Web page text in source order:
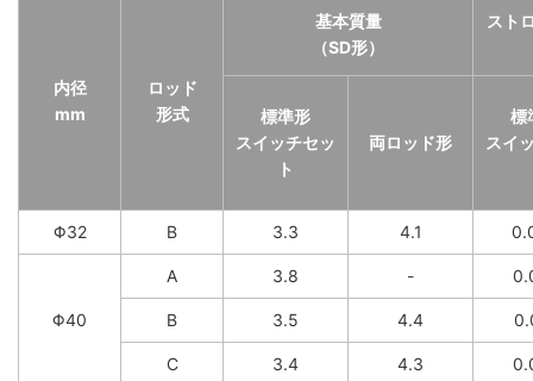
内径
mm
ロッド
形式
基本質量
（SD形）
スト
標準形
スイッチセッ
ト
両ロッド形
標
スイ
Φ32 B 3.3 4.1
Φ40
A 3.8 -
B 3.5 4.4
C 3.4 4.3